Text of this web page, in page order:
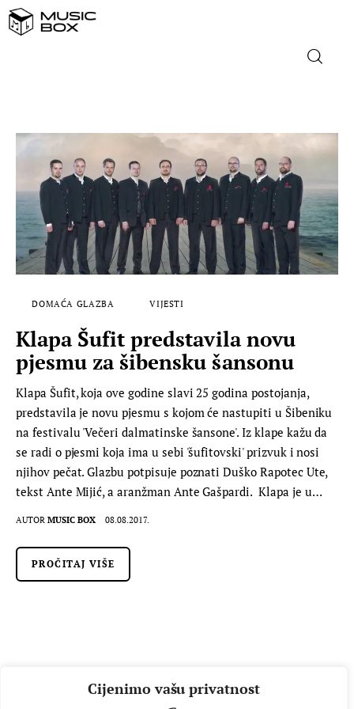
Cijenimo vašu privatnost
DOMAĆA GLAZBA
STRANA GLAZBA
FILM
MUSIC BOX
DOMAĆA GLAZBA VIJESTI
Klapa Šufit predstavila novu
pjesmu za šibensku šansonu
Klapa Šufit, koja ove godine slavi 25 godina postojanja,
predstavila je novu pjesmu s kojom će nastupiti u Šibeniku
na festivalu 'Večeri dalmatinske šansone'. Iz klape kažu da
se radi o pjesmi koja ima u sebi 'šufitovski' prizvuk i nosi
njihov pečat. Glazbu potpisuje poznati Duško Rapotec Ute,
tekst Ante Mijić, a aranžman Ante Gašpardi. Klapa je u…
AUTOR MUSIC BOX 08.08.2017.
PROČITAJ VIŠE